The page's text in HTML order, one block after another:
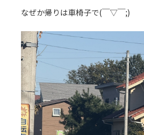
なぜか帰りは車椅子で(￣▽￣;)